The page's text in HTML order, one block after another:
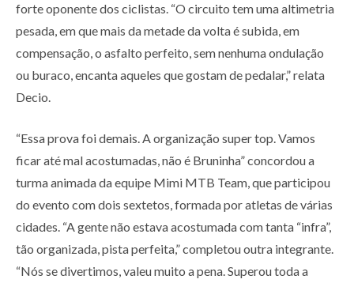
forte oponente dos ciclistas. “O circuito tem uma altimetria
pesada, em que mais da metade da volta é subida, em
compensação, o asfalto perfeito, sem nenhuma ondulação
ou buraco, encanta aqueles que gostam de pedalar,” relata
Decio.
“Essa prova foi demais. A organização super top. Vamos
ficar até mal acostumadas, não é Bruninha” concordou a
turma animada da equipe Mimi MTB Team, que participou
do evento com dois sextetos, formada por atletas de várias
cidades. “A gente não estava acostumada com tanta “infra”,
tão organizada, pista perfeita,” completou outra integrante.
“Nós se divertimos, valeu muito a pena. Superou toda a